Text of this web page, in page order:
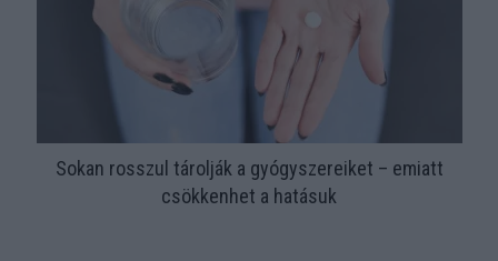
Sokan rosszul tárolják a gyógyszereiket – emiatt
csökkenhet a hatásuk